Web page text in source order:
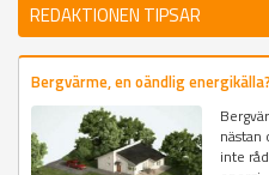
REDAKTIONEN TIPSAR
Bergvärme, en oändlig energikälla?
nästan
inte